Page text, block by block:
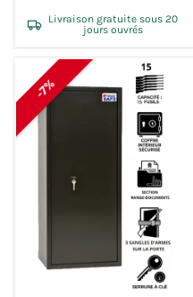
Livraison gratuite sous 20
jours ouvrés
-7%